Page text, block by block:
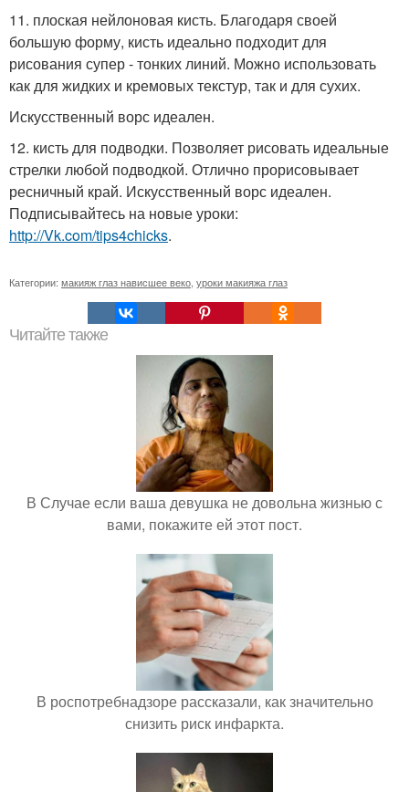
11. плоская нейлоновая кисть. Благодаря своей
большую форму, кисть идеально подходит для
рисования супер - тонких линий. Можно использовать
как для жидких и кремовых текстур, так и для сухих.
Искусственный ворс идеален.
12. кисть для подводки. Позволяет рисовать идеальные
стрелки любой подводкой. Отлично прорисовывает
ресничный край. Искусственный ворс идеален.
Подписывайтесь на новые уроки:
http://Vk.com/tips4chicks.
Категории: макияж глаз нависшее веко уроки макияжа глаз
Читайте также
В Случае если ваша девушка не довольна жизнью с
вами, покажите ей этот пост.
В роспотребнадзоре рассказали, как значительно
снизить риск инфаркта.